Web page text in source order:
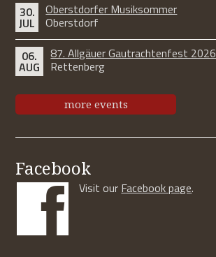
30.
JUL
Oberstdorfer Musiksommer
Oberstdorf
06.
AUG
87. Allgäuer Gautrachtenfest 2026
Rettenberg
more events
Facebook
Visit our Facebook page.